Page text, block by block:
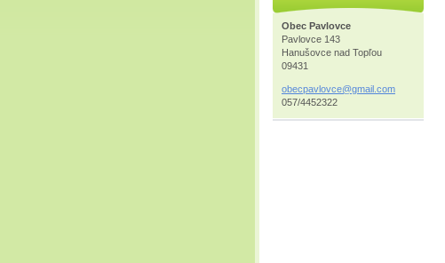
Obec Pavlovce
Pavlovce 143
Hanušovce nad Topľou
09431
obecpavlovce@gmail.com
057/4452322